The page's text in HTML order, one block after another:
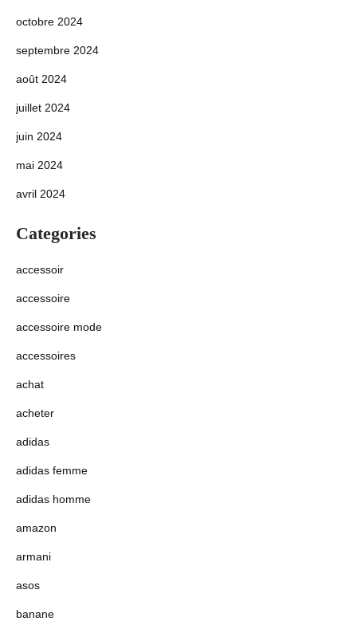
octobre 2024
septembre 2024
août 2024
juillet 2024
juin 2024
mai 2024
avril 2024
Categories
accessoir
accessoire
accessoire mode
accessoires
achat
acheter
adidas
adidas femme
adidas homme
amazon
armani
asos
banane